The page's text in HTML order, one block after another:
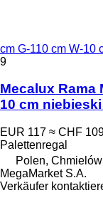
cm G-110 cm W-10
9
Mecalux Rama
10 cm
EUR 117 ≈ CHF
Palettenregal
Polen, Chmielów
MegaMarket S.A.
Verkäufer